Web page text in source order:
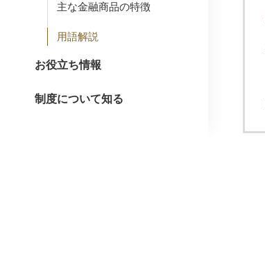
主な金融商品の特徴
用語解説
お役立ち情報
制度について知る